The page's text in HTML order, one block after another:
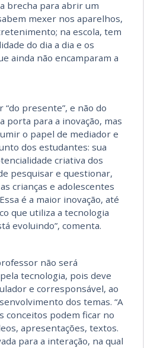
brecha para abrir um
mexer nos aparelhos,
na escola, tem
do dia a dia e os
ainda não encamparam a
presente”, e não do
porta para a inovação, mas
o papel de mediador e
dos estudantes: sua
criativa dos
pesquisar e questionar,
crianças e adolescentes
é a maior inovação, até
que utiliza a tecnologia
evoluindo”, comenta.
não será
tecnologia, pois deve
e corresponsável, ao
dos temas. “A
conceitos podem ficar no
apresentações, textos.
para a interação, na qual